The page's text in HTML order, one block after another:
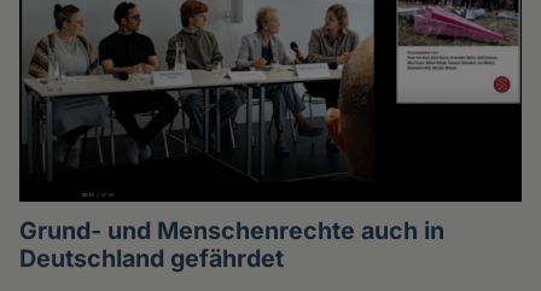
Grund- und Menschenrechte auch in
Deutschland gefährdet